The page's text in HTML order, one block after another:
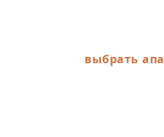
выбрать